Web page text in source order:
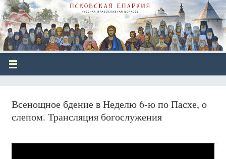
Всенощное бдение в Неделю 6-ю по Пасхе, о
слепом. Трансляция богослужения